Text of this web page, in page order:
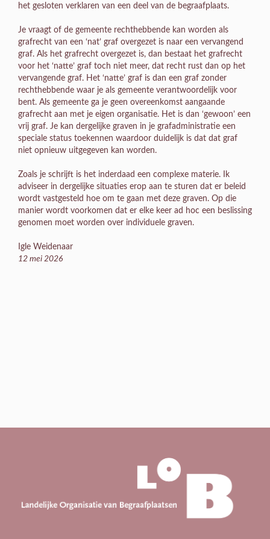
het gesloten verklaren van een deel van de begraafplaats.
Je vraagt of de gemeente rechthebbende kan worden als
grafrecht van een ‘nat’ graf overgezet is naar een vervangend
graf. Als het grafrecht overgezet is, dan bestaat het grafrecht
voor het ‘natte’ graf toch niet meer, dat recht rust dan op het
vervangende graf. Het ‘natte’ graf is dan een graf zonder
rechthebbende waar je als gemeente verantwoordelijk voor
bent. Als gemeente ga je geen overeenkomst aangaande
grafrecht aan met je eigen organisatie. Het is dan ‘gewoon’ een
vrij graf. Je kan dergelijke graven in je grafadministratie een
speciale status toekennen waardoor duidelijk is dat dat graf
niet opnieuw uitgegeven kan worden.
Zoals je schrijft is het inderdaad een complexe materie. Ik
adviseer in dergelijke situaties erop aan te sturen dat er beleid
wordt vastgesteld hoe om te gaan met deze graven. Op die
manier wordt voorkomen dat er elke keer ad hoc een beslissing
genomen moet worden over individuele graven.
Igle Weidenaar
12 mei 2026